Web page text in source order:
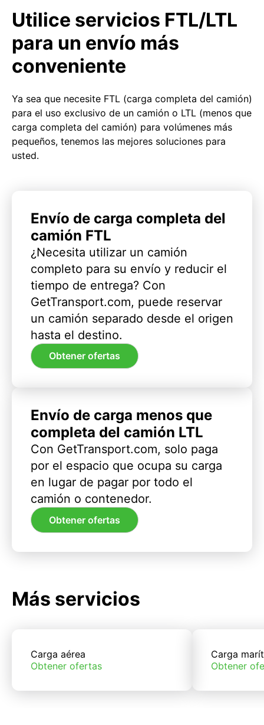
Utilice servicios FTL/LTL
para un envío más
conveniente
Ya sea que necesite FTL (carga completa del camión)
para el uso exclusivo de un camión o LTL (menos que
carga completa del camión) para volúmenes más
pequeños, tenemos las mejores soluciones para
usted.
Envío de carga completa del
camión FTL
¿Necesita utilizar un camión
completo para su envío y reducir el
tiempo de entrega? Con
GetTransport.com, puede reservar
un camión separado desde el origen
hasta el destino.
Obtener ofertas
Envío de carga menos que
completa del camión LTL
Con GetTransport.com, solo paga
por el espacio que ocupa su carga
en lugar de pagar por todo el
camión o contenedor.
Obtener ofertas
Más servicios
Carga aérea
Obtener ofertas
Carga
Obtener